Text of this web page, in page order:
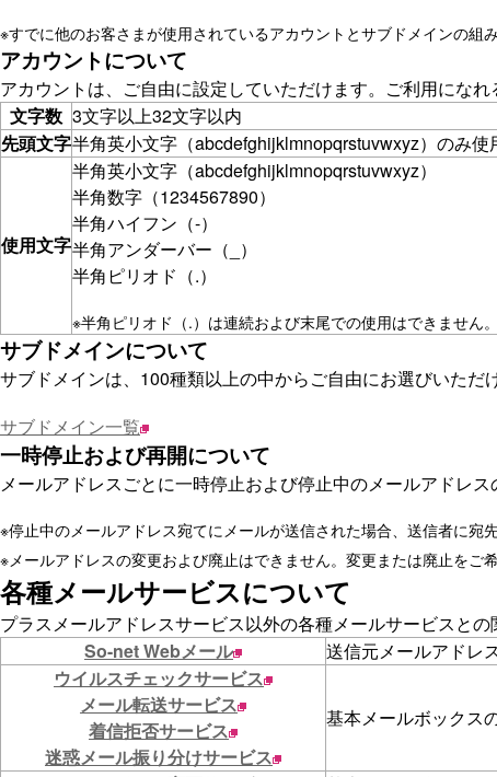
※すでに他のお客さまが使用されているアカウントとサブドメインの組
アカウントについて
アカウントは、ご自由に設定していただけます。ご利用になれ
文字数 3文字以上32文字以内
先頭文字半角英小文字（abcdefghijklmnopqrstuvwxyz）のみ使
使用文字
半角英小文字（abcdefghijklmnopqrstuvwxyz）
半角数字（1234567890）
半角ハイフン（-）
半角アンダーバー（_）
半角ピリオド（.）
※半角ピリオド（.）は連続および末尾での使用はできません。
サブドメインについて
サブドメインは、100種類以上の中からご自由にお選びいただけ
サブドメイン一覧
一時停止および再開について
メールアドレスごとに一時停止および停止中のメールアドレ
※停止中のメールアドレス宛てにメールが送信された場合、送信者に宛
※メールアドレスの変更および廃止はできません。変更または廃止をご
各種メールサービスについて
プラスメールアドレスサービス以外の各種メールサービスとの
So-net Webメール
送信元メールアドレ
ウイルスチェックサービス
メール転送サービス
着信拒否サービス
迷惑メール振り分けサービス
基本メールボックス